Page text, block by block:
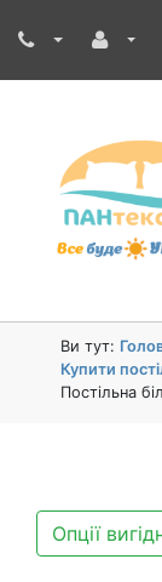
Ви тут:
Купити
Постільна
Опції